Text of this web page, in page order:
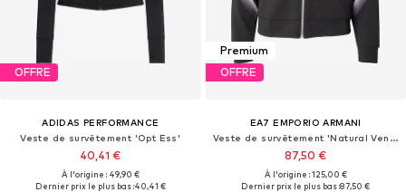
OFFRE
ADIDAS PERFORMANCE
Veste de survêtement 'Opt Ess'
40,41 €
À l'origine : 49,90 €
Dernier prix le plus bas :40,41 €
Premium
OFFRE
EA7 EMPORIO ARMANI
Veste de survêtement 'Natural Ventus 7'
87,50 €
À l'origine : 125,00 €
Dernier prix le plus bas :87,50 €